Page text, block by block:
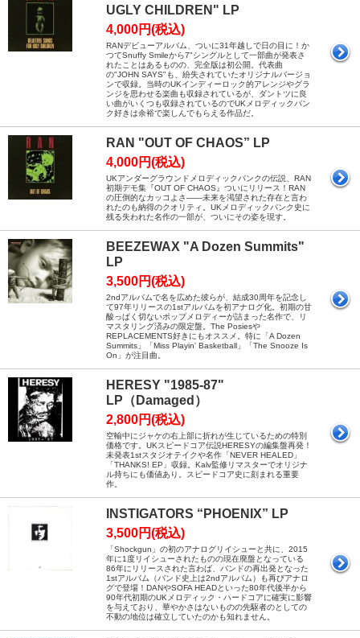
UGLY CHILDREN" LP
4,000円(税込)
RANデビューアルバム、ついに31年越しで日の目に！か
つてSnuffy Smileから7"シングルとして一部曲が発表さ
れたことはあるものの、完全版は初公開。代表曲
の"JOHN SAYS"も、紛失されていたオリジナルバージョ
ンで収録。当時のUKインディーロック的アレンジやグラ
ンジを思わせる楽曲も収録されているが、ダントツに良
い曲がいくつも収録されているのでUKメロディックパン
ク好きは余裕で楽しんでもらえる作品だ。
RAN "OUT OF CHAOS” LP
4,000円(税込)
UKアンダーグラウンドメロディックパンクの伝説、RAN
初期デモ集『OUT OF CHAOS』ついにリリース！RAN
の圧倒的なカッコよさ――未来を渇望された存在と言わ
れたのも納得のクオリティ。UKメロディックパンク史に
残る失われた名作の一部が、ついにその姿を現す。
BEEZEWAX "A Dozen Summits"
LP
3,500円(税込)
2ndアルバムで名を広めた彼らが、結成30周年を記念し
て97年リリースの1stアルバムを初アナログ化。初期の甘
酸っぱく切ないポップメロディーが詰まった名作で、リ
マスタリング済みの限定盤。The Posiesや
REPLACEMENTS好きにもオススメ。特に「A Dozen
Summits」「Miss Playin' Basketball」「The Snooze Is
On」が注目曲。
HERESY "1985-87"
LP（Damaged）
2,800円(税込)
空輸中にジャケの右上部に折れが生じているための特別
価格です。UKスピードコア伝説HERESYの編集盤再発！
未発表1stスタジオテイクや名作「NEVER HEALED」
「THANKS! EP」収録。Kalv監修リマスターでオリジナ
ル持ちにも価値あり。スピードコア史に刻まれる重要
作。
INSTIGATORS “PHOENIX” LP
3,500円(税込)
「Shockgun」の初のアナログリイシューと共に、2015
年に1度リイシューされたものの現在廃盤となっている
86年にリリースされた言わば、バンドの再出発となった
1stアルバム（バンド史上は2ndアルバム）も再びアナロ
グで登場！DANやSOFA HEADといった80年代後半から
90年代初期のUKメロディック・ハードコアに確実に影響
を与えており、華やかさはないものの先駆者のとしての
不動の地位は確立していたのかも知れません。